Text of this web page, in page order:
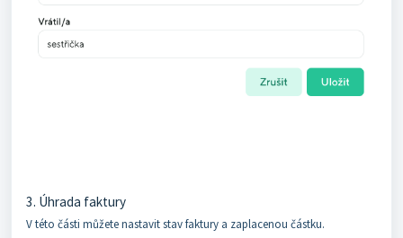
3. Úhrada faktury
V této části můžete nastavit stav faktury a zaplacenou částku.